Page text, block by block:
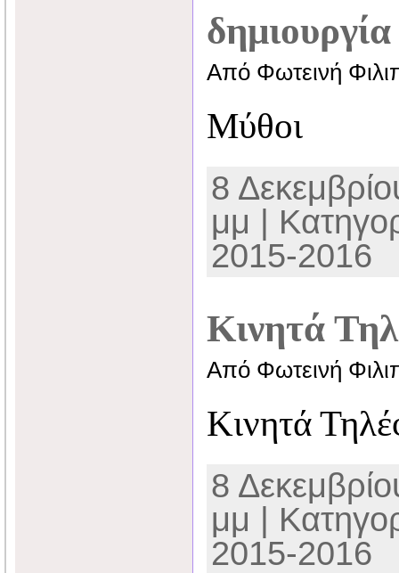
Από Φωτεινή
Μύθοι
8
μμ |
2015-2016
Κινητά
Από Φωτεινή
Κινητά
8
μμ |
2015-2016